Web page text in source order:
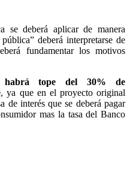
se deberá aplicar de manera
deberá interpretarse de
fundamentar los motivos
habrá tope del 30% de
, ya que en el proyecto original
de interés que se deberá pagar
mas la tasa del Banco